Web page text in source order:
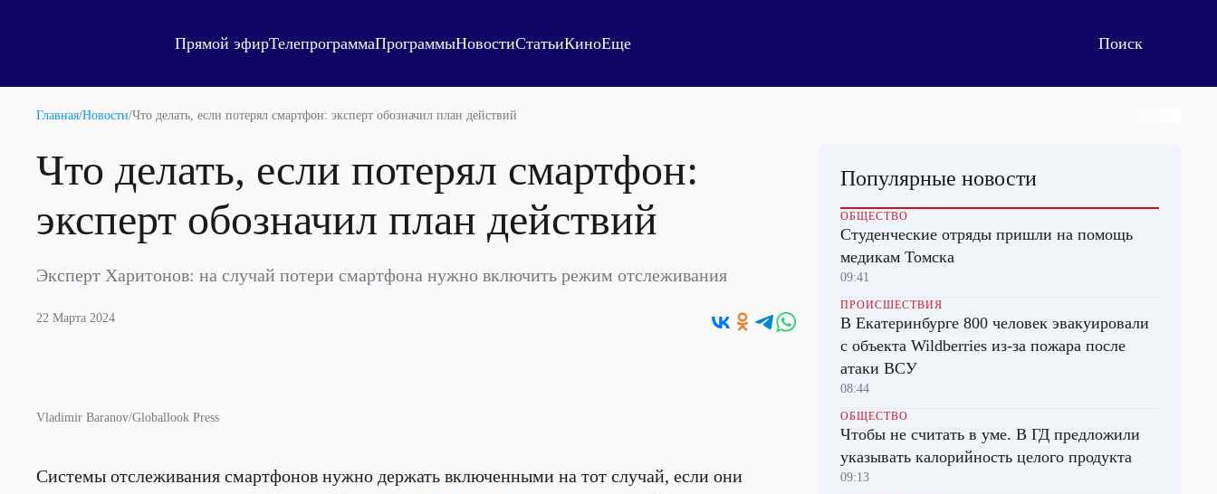
Прямой эфирТелепрограммаПрограммыНовостиСтатьиКиноЕще
Главная/Новости/Что делать, если потерял смартфон: эксперт обозначил план действий
Что делать, если потерял смартфон:
эксперт обозначил план действий
Эксперт Харитонов: на случай потери смартфона нужно включить режим отслеживания
22 Марта 2024
Vladimir Baranov/Globallook Press
Системы отслеживания смартфонов нужно держать включенными на тот случай, если они
Популярные новости
ОБЩЕСТВО
Студенческие отряды пришли на помощь
медикам Томска
09:41
ПРОИСШЕСТВИЯ
В Екатеринбурге 800 человек эвакуировали
с объекта Wildberries из-за пожара после
атаки ВСУ
08:44
ОБЩЕСТВО
Чтобы не считать в уме. В ГД предложили
указывать калорийность целого продукта
09:13